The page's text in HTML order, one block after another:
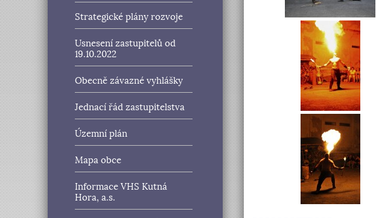
Strategické plány rozvoje
Usnesení zastupitelů od
19.10.2022
Obecně závazné vyhlášky
Jednací řád zastupitelstva
Územní plán
Mapa obce
Informace VHS Kutná
Hora, a.s.